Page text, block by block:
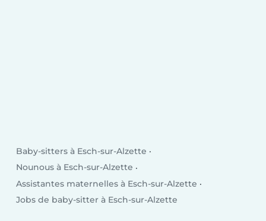
Baby-sitters à Esch-sur-Alzette
Nounous à Esch-sur-Alzette
Assistantes maternelles à Esch-sur-Alzette
Jobs de baby-sitter à Esch-sur-Alzette